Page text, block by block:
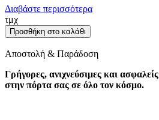
Διαβάστε περισσότερα
τμχΣπαρτιάτες,
μεταλλικά
πιόνια
χρυσά
ασημένια
(Μίνι)
Προσθήκη στο καλάθι
Αποστολή & Παράδοση
Γρήγορες, ανιχνεύσιμες και
στην πόρτα σας σε όλο τον κόσμο.